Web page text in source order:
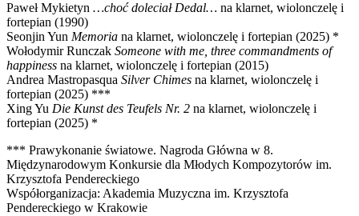
Paweł Mykietyn …choć doleciał Dedal… na klarnet, wiolonczelę i
fortepian (1990)
Seonjin Yun Memoria na klarnet, wiolonczelę i fortepian (2025) *
Wołodymir Runczak Someone with me, three commandments of
happiness na klarnet, wiolonczelę i fortepian (2015)
Andrea Mastropasqua Silver Chimes na klarnet, wiolonczelę i
fortepian (2025) ***
Xing Yu Die Kunst des Teufels Nr. 2 na klarnet, wiolonczelę i
fortepian (2025) *
*** Prawykonanie światowe. Nagroda Główna w 8.
Międzynarodowym Konkursie dla Młodych Kompozytorów im.
Krzysztofa Pendereckiego
Współorganizacja: Akademia Muzyczna im. Krzysztofa
Pendereckiego w Krakowie